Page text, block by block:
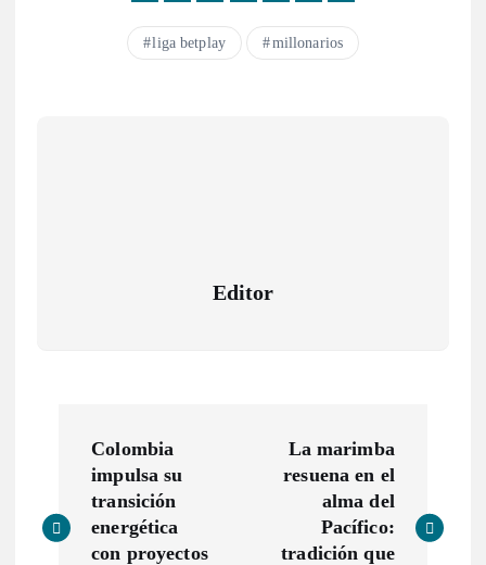
liga betplay millonarios
Editor
v
Colombia
impulsa su
transición
energética
con proyectos
La marimba
resuena en el
alma del
Pacífico:
tradición que